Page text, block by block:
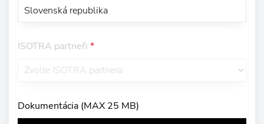
ISOTRA partneři *
Dokumentácia (MAX 25 MB)